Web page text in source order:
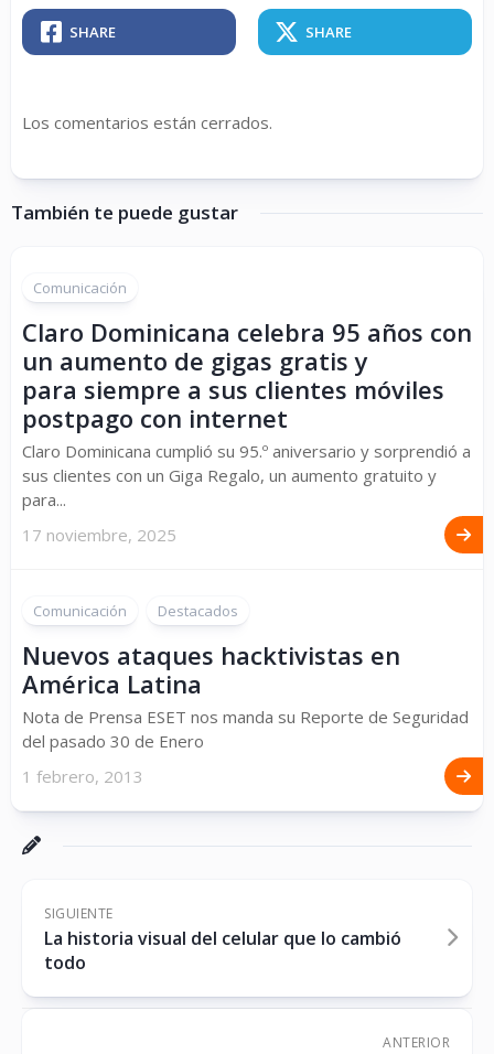
SHARE SHARE
Los comentarios están cerrados.
También te puede gustar
Comunicación
Claro Dominicana celebra 95 años con
un aumento de gigas gratis y
para siempre a sus clientes móviles
postpago con internet
Claro Dominicana cumplió su 95.º aniversario y sorprendió a
sus clientes con un Giga Regalo, un aumento gratuito y
para...
17 noviembre, 2025
Comunicación Destacados
Nuevos ataques hacktivistas en
América Latina
Nota de Prensa ESET nos manda su Reporte de Seguridad
del pasado 30 de Enero
1 febrero, 2013
SIGUIENTE
La historia visual del celular que lo cambió
todo
ANTERIOR